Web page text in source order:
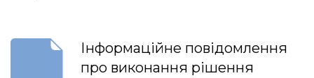
Інформаційне повідомлення
про виконання рішення